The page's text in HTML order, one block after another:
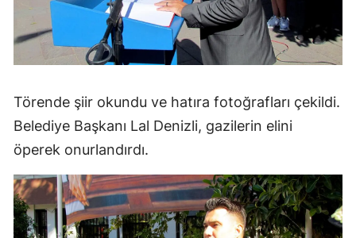
Törende şiir okundu ve hatıra fotoğrafları çekildi.
Belediye Başkanı Lal Denizli, gazilerin elini
öperek onurlandırdı.